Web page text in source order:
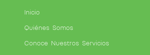
Inicio
Quiénes Somos
Conoce Nuestros Servicios